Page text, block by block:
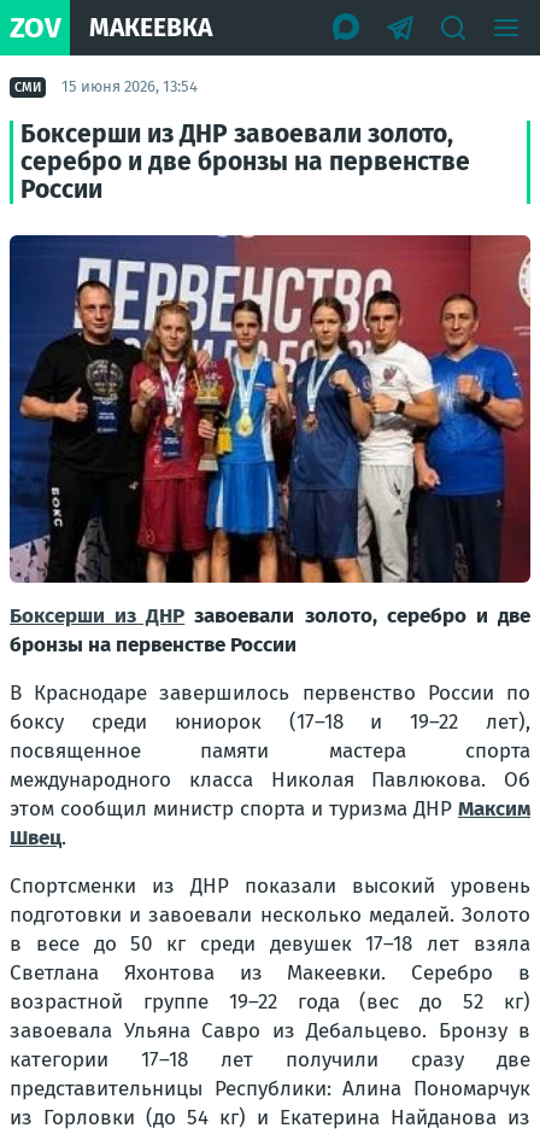
ZOV МАКЕЕВКА
СМИ 15 июня 2026, 13:54
Боксерши из ДНР завоевали золото,
серебро и две бронзы на первенстве
России
Боксерши из ДНР завоевали золото, серебро и две
бронзы на первенстве России
В Краснодаре завершилось первенство России по
боксу среди юниорок (17–18 и 19–22 лет),
посвященное памяти мастера спорта
международного класса Николая Павлюкова. Об
этом сообщил министр спорта и туризма ДНР Максим
Швец.
Спортсменки из ДНР показали высокий уровень
подготовки и завоевали несколько медалей. Золото
в весе до 50 кг среди девушек 17–18 лет взяла
Светлана Яхонтова из Макеевки. Серебро в
возрастной группе 19–22 года (вес до 52 кг)
завоевала Ульяна Савро из Дебальцево. Бронзу в
категории 17–18 лет получили сразу две
представительницы Республики: Алина Пономарчук
из Горловки (до 54 кг) и Екатерина Найданова из